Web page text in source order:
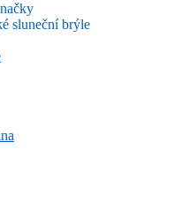
sluneční brýle